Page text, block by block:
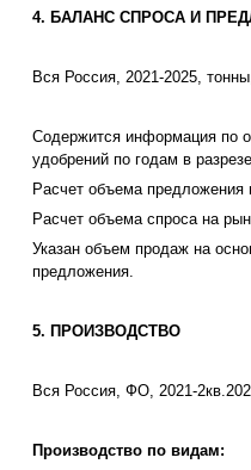
4. БАЛАНС СПРОСА И
Вся Россия, 2021-2025,
Содержится информация по
удобрений по годам в
Расчет объема
Расчет объема спроса на
Указан объем продаж на
предложения.
5. ПРОИЗВОДСТВО
Вся Россия, ФО, 2021-
Производство по видам: